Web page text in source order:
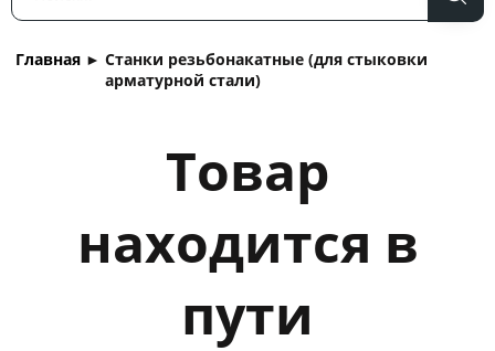
Главная ► Станки резьбонакатные (для стыковки
арматурной стали)
Товар
находится в
пути